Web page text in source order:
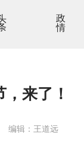
政情
来了！
编辑：王道远